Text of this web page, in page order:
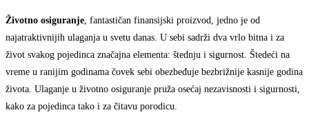
Životno osiguranje, fantastičan finansijski proizvod, jedno je od
najatraktivnijih ulaganja u svetu danas. U sebi sadrži dva vrlo bitna i za
život svakog pojedinca značajna elementa: štednju i sigurnost. Štedeći na
vreme u ranijim godinama čovek sebi obezbeđuje bezbrižnije kasnije godina
života. Ulaganje u životno osiguranje pruža osećaj nezavisnosti i sigurnosti,
kako za pojedinca tako i za čitavu porodicu.